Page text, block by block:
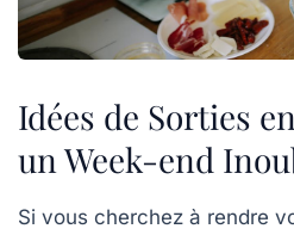
Idées de Sorties
un Week-end
Si vous cherchez à rendre